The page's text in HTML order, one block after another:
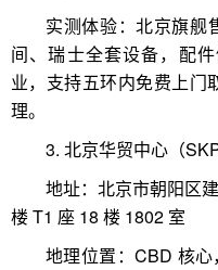
实测体验：北京旗舰
间、瑞士全套设备，配
业，支持五环内免费上门
理。
3. 北京华贸中心（
地址：北京市朝阳区
楼 T1 座 18 楼 1802 室
地理位置：CBD 核